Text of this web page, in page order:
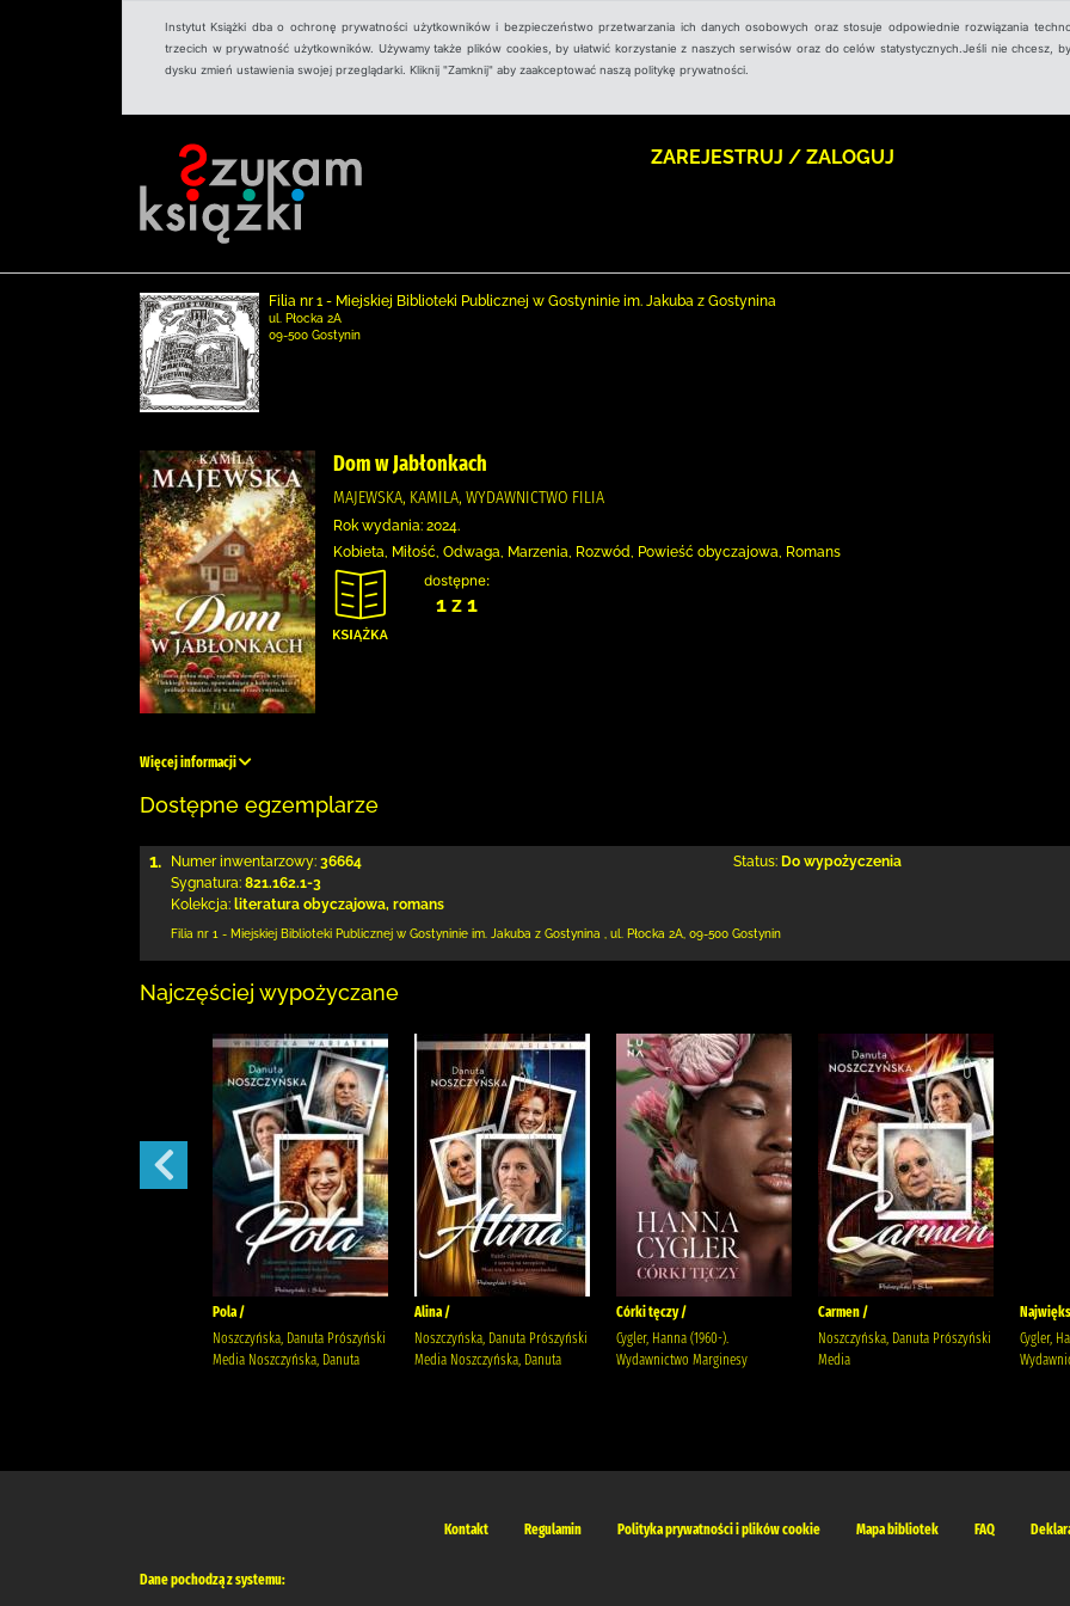
Instytut Książki dba o ochronę prywatności użytkowników i bezpieczeństwo przetwarzania ich danych osobowych oraz stosuje odpowiednie rozwiązania
trzecich w prywatność użytkowników. Używamy także plików cookies, by ułatwić korzystanie z naszych serwisów oraz do celów statystycznych.Jeśli nie chcesz,
dysku zmień ustawienia swojej przeglądarki. Kliknij "Zamknij" aby zaakceptować naszą politykę prywatności.
ZAREJESTRUJ / ZALOGUJ
Filia nr 1 - Miejskiej Biblioteki Publicznej w Gostyninie im. Jakuba z Gostynina
ul. Płocka 2A
09-500 Gostynin
Dom w Jabłonkach
MAJEWSKA, KAMILA, WYDAWNICTWO FILIA
Rok wydania: 2024.
Kobieta, Miłość, Odwaga, Marzenia, Rozwód, Powieść obyczajowa, Romans
dostępne:
1 z 1
Więcej informacji
Dostępne egzemplarze
1. Numer inwentarzowy: 36664
Sygnatura: 821.162.1-3
Kolekcja: literatura obyczajowa, romans
Status: Do wypożyczenia
Filia nr 1 - Miejskiej Biblioteki Publicznej w Gostyninie im. Jakuba z Gostynina ul. Płocka 2A 09-500 Gostynin
Najczęściej wypożyczane
Pola /
Noszczyńska, Danuta Prószyński
Media Noszczyńska, Danuta
Alina /
Noszczyńska, Danuta Prószyński
Media Noszczyńska, Danuta
Córki tęczy /
Cygler, Hanna (1960-).
Wydawnictwo Marginesy
Carmen /
Noszczyńska, Danuta Prószyński
Media
Cygler,
Kontakt Regulamin Polityka prywatności i plików cookie Mapa bibliotek FAQ
Dane pochodzą z systemu: